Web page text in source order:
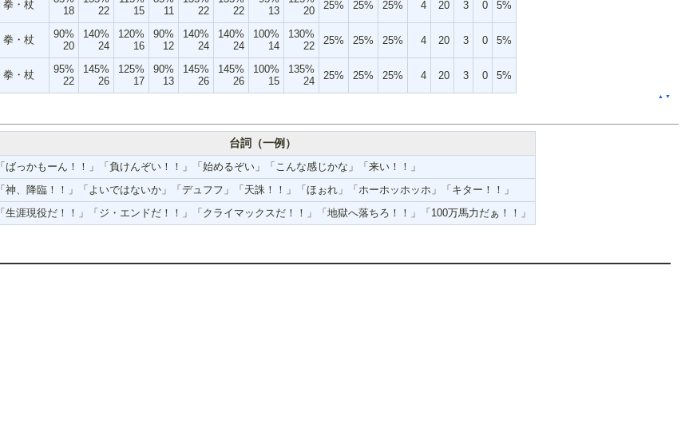
拳・杖
18
22
15
11
22
22
13
20
25% 25% 25% 4 20 3 0 5%
拳・杖
90%
20
140%
24
120%
16
90%
12
140%
24
140%
24
100%
14
130%
22
25% 25% 25% 4 20 3 0 5%
拳・杖
95%
22
145%
26
125%
17
90%
13
145%
26
145%
26
100%
15
135%
24
25% 25% 25% 4 20 3 0 5%
▲ ▼
台詞（一例）
「ばっかもーん！！」「負けんぞい！！」「始めるぞい」「こんな感じかな」「来い！！」
「神、降臨！！」「よいではないか」「デュフフ」「天誅！！」「ほぉれ」「ホーホッホッホ」「キター！！」
「生涯現役だ！！」「ジ・エンドだ！！」「クライマックスだ！！」「地獄へ落ちろ！！」「100万馬力だぁ！！」